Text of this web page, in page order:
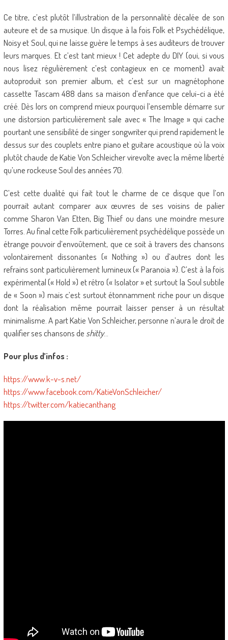
Ce titre, c’est plutôt l’illustration de la personnalité décalée de son
auteure et de sa musique. Un disque à la fois Folk et Psychédélique,
Noisy et Soul, qui ne laisse guère le temps à ses auditeurs de trouver
leurs marques. Et c’est tant mieux ! Cet adepte du DIY (oui, si vous
nous lisez régulièrement c’est contagieux en ce moment) avait
autoproduit son premier album, et c’est sur un magnétophone
cassette Tascam 488 dans sa maison d’enfance que celui-ci a été
créé. Dès lors on comprend mieux pourquoi l’ensemble démarre sur
une distorsion particulièrement sale avec « The Image » qui cache
pourtant une sensibilité de singer songwriter qui prend rapidement le
dessus sur des couplets entre piano et guitare acoustique où la voix
plutôt chaude de Katie Von Schleicher virevolte avec la même liberté
qu’une rockeuse Soul des années 70.
C’est cette dualité qui fait tout le charme de ce disque que l’on
pourrait autant comparer aux œuvres de ses voisins de palier
comme Sharon Van Etten, Big Thief ou dans une moindre mesure
Torres. Au final cette Folk particulièrement psychédélique possède un
étrange pouvoir d’envoûtement, que ce soit à travers des chansons
volontairement dissonantes (« Nothing ») ou d’autres dont les
refrains sont particulièrement lumineux (« Paranoia »). C’est à la fois
expérimental (« Hold ») et rétro (« Isolator » et surtout la Soul subtile
de « Soon ») mais c’est surtout étonnamment riche pour un disque
dont la réalisation même pourrait laisser penser à un résultat
minimalisme. A part Katie Von Schleicher, personne n’aura le droit de
qualifier ses chansons de shitty…
Pour plus d’infos :
https://www.k-v-s.net/
https://www.facebook.com/KatieVonSchleicher/
https://twitter.com/katiecanthang